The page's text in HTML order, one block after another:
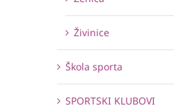
Živinice
Škola sporta
SPORTSKI KLUBOVI